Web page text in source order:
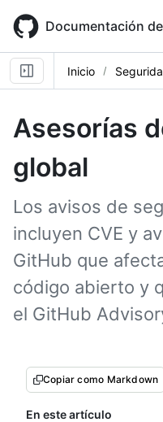
main
content
Documentación
Inicio
Asesorías
global
Los avisos de
incluyen CVE y
GitHub que
código abierto y
el GitHub
Copiar como Markdown
En este artículo